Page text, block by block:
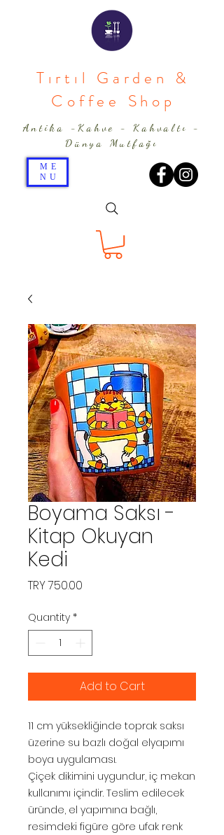
Tırtıl Garden &
Coffee Shop
ME
NU
Antika -Kahve - Kahvaltı -
Dünya Mutfağı
Boyama Saksı -
Kitap Okuyan
Kedi
TRY 750.00
Quantity *
Add to Cart
11 cm yüksekliğinde toprak saksı
üzerine su bazlı doğal elyapımı
boya uygulaması.
Çiçek dikimini uygundur, iç mekan
kullanımı içindir. Teslim edilecek
üründe, el yapımına bağlı,
resimdeki figüre göre ufak renk